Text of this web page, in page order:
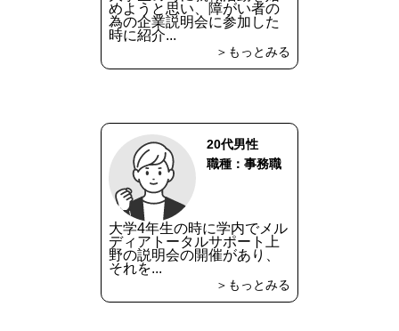
めようと思い、障がい者の
為の企業説明会に参加した
時に紹介...
＞もっとみる
20代男性
職種：事務職
大学4年生の時に学内でメル
ディアトータルサポート上
野の説明会の開催があり、
それを...
＞もっとみる